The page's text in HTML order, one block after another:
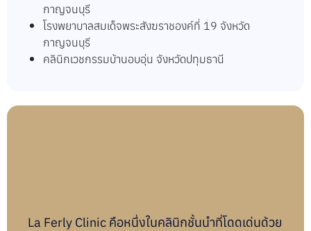
กาญจนบุรี
โรงพยาบาลสมเด็จพระสังฆราชองค์ที่ 19 จังหวัด
กาญจนบุรี
คลินิกเวชกรรมบ้านอบอุ่น จังหวัดปทุมธานี
La Ferly Clinic คือหนึ่งในคลินิกชั้นนำที่โดดเด่นด้วย